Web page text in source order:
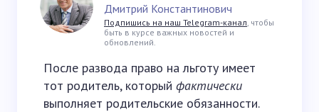
Дмитрий Константинович
Подпишись на наш Telegram-канал, чтобы
быть в курсе важных новостей и
обновлений.
После развода право на льготу имеет
тот родитель, который фактически
выполняет родительские обязанности.